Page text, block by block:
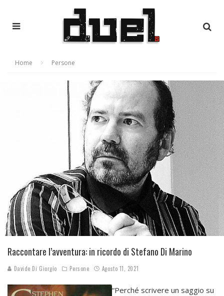
Home Persone
Raccontare l’avventura: in ricordo di Stefano Di Marino
Davide Di Giorgio Persone Agosto 11, 2021
“Perché scrivere un saggio su